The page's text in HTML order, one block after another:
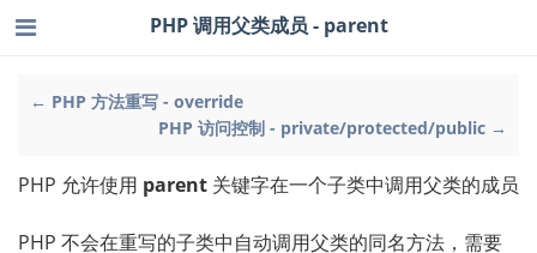
← PHP 方法重写 - override
PHP 访问控制 - private/protected/public →
PHP 调用父类成员 - parent
PHP 允许使用 parent 关键字在一个子类中调用父类的成员
PHP 不会在重写的子类中自动调用父类的同名方法，需要